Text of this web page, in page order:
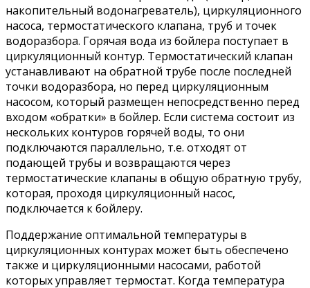
накопительный водонагреватель), циркуляционного
насоса, термостатического клапана, труб и точек
водоразбора. Горячая вода из бойлера поступает в
циркуляционный контур. Термостатический клапан
устанавливают на обратной трубе после последней
точки водоразбора, но перед циркуляционным
насосом, который размещен непосредственно перед
входом «обратки» в бойлер. Если система состоит из
нескольких контуров горячей воды, то они
подключаются параллельно, т.е. отходят от
подающей трубы и возвращаются через
термостатические клапаны в общую обратную трубу,
которая, проходя циркуляционный насос,
подключается к бойлеру.
Поддержание оптимальной температуры в
циркуляционных контурах может быть обеспечено
также и циркуляционными насосами, работой
которых управляет термостат. Когда температура